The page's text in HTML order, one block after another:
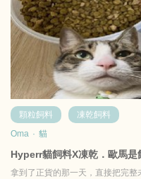
顆粒飼料
凍乾飼料
Oma · 貓
Hyperr貓飼料X凍乾．歐馬是
拿到了正貨的那一天，直接把完